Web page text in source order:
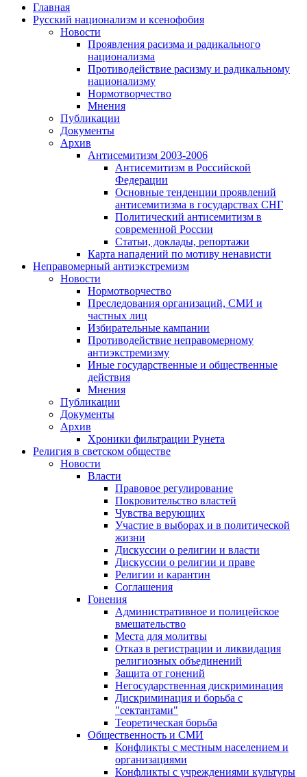
Главная
Русский национализм и ксенофобия
Новости
Проявления расизма и радикального
национализма
Противодействие расизму и радикальному
национализму
Нормотворчество
Мнения
Публикации
Документы
Архив
Антисемитизм 2003-2006
Антисемитизм в Российской
Федерации
Основные тенденции проявлений
антисемитизма в государствах СНГ
Политический антисемитизм в
современной России
Статьи, доклады, репортажи
Карта нападений по мотиву ненависти
Неправомерный антиэкстремизм
Новости
Нормотворчество
Преследования организаций, СМИ и
частных лиц
Избирательные кампании
Противодействие неправомерному
антиэкстремизму
Иные государственные и общественные
действия
Мнения
Публикации
Документы
Архив
Хроники фильтрации Рунета
Религия в светском обществе
Новости
Власти
Правовое регулирование
Покровительство властей
Чувства верующих
Участие в выборах и в политической
жизни
Дискуссии о религии и власти
Дискуссии о религии и праве
Религии и карантин
Соглашения
Гонения
Административное и полицейское
вмешательство
Места для молитвы
Отказ в регистрации и ликвидация
религиозных объединений
Защита от гонений
Негосударственная дискриминация
Дискриминация и борьба с
"сектантами"
Теоретическая борьба
Общественность и СМИ
Конфликты с местным населением и
организациями
Конфликты с учреждениями культуры